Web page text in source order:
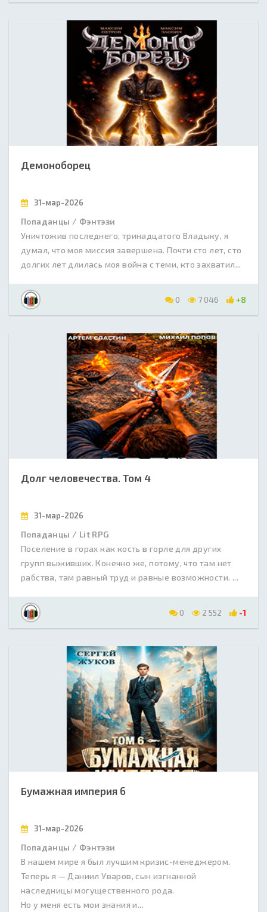
Демоноборец
31-мар-2026
Попаданцы / Фэнтэзи
Уничтожив последнего, тринадцатого Владыку, я
думал, что моя миссия завершена. Почти сто лет, сто
долгих лет длилась моя война с теми, кто захватил...
0 7 046 +8
Долг человечества. Том 4
31-мар-2026
Попаданцы / Lit RPG
Поселение в горах как кость в горле для других
групп выживших. Конечно же, потому, что там нет
рабства, там равный труд и равные возможности. ...
0 2 552 -1
Бумажная империя 6
31-мар-2026
Попаданцы / Фэнтэзи
В нашем мире я был лучшим кризис-менеджером.
Теперь я — Даниил Уваров, сын изгнанной
наследницы могущественного рода.
Но у меня есть мои знания и...